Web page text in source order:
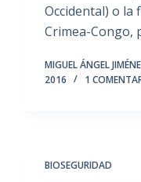
Occidental) o la
Crimea-Congo,
MIGUEL ÁNGEL
2016
1
BIOSEGURIDAD